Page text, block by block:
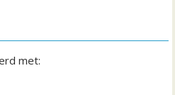
met: